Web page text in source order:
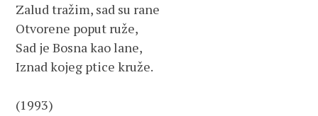
Zalud tražim, sad su rane
Otvorene poput ruže,
Sad je Bosna kao lane,
Iznad kojeg ptice kruže.
(1993)